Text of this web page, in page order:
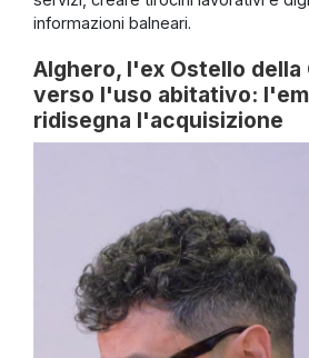
informazioni balneari.
Alghero, l'ex Ostello della
verso l'uso abitativo:
ridisegna l'acquisizione